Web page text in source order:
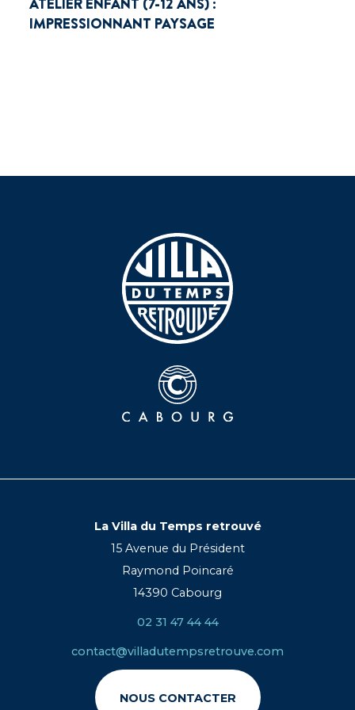
IMPRESSIONNANT PAYSAGE
La Villa du Temps retrouvé
15 Avenue du Président
Raymond Poincaré
14390 Cabourg
02 31 47 44 44
contact@villadutempsretrouve.com
NOUS CONTACTER